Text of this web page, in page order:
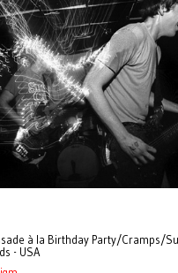
à la Birthday Party/Cramps/
- USA